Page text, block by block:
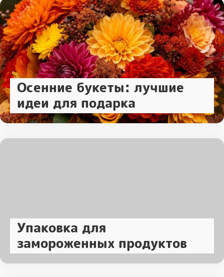
Осенние букеты: лучшие
идеи для подарка
Упаковка для
замороженных продуктов